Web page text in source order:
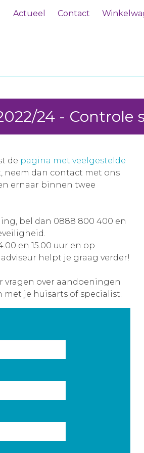
Actueel Contact
24 - Controle
de pagina met veelgestelde
neem dan contact met ons
ernaar binnen twee
bel dan 0888 800 400 en
en 15.00 uur en op
helpt je graag verder!
vragen over aandoeningen
je huisarts of specialist.